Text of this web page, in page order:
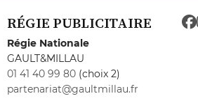
RÉGIE PUBLICITAIRE
Régie Nationale
GAULT&MILLAU
01 41 40 99 80 (choix 2)
partenariat@gaultmillau.fr